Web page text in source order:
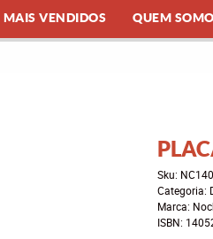
MAIS VENDIDOS QUEM
Sku:
Categoria:
Marca:
ISBN: